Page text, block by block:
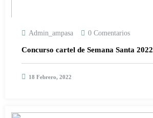
Admin_ampasa 0 Comentarios
Concurso cartel de Semana Santa 2022
18 Febrero, 2022